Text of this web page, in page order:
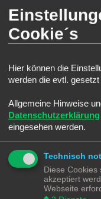
Bei Gebäuden aus
Bei klassischen
Bei Gebäuden aus
Höhe von ca 5,2 cm.
Cookie´s
Hier können die
werden die evtl. gesetzt
Allgemeine Hinweise
Datenschutzerklärung
eingesehen werden.
Technisch
Diese Cookies
akzeptiert
Webseite